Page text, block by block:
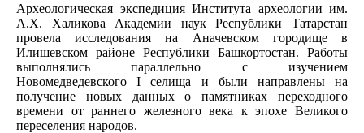
Археологическая экспедиция Института археологии им.
А.Х. Халикова Академии наук Республики Татарстан
провела исследования на Аначевском городище в
Илишевском районе Республики Башкортостан. Работы
выполнялись параллельно с изучением
Новомедведевского I селища и были направлены на
получение новых данных о памятниках переходного
времени от раннего железного века к эпохе Великого
переселения народов.